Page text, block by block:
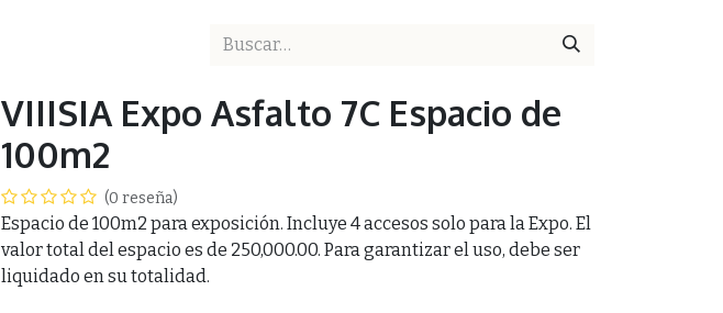
VIIISIA Expo Asfalto 7C Espacio de
100m2
(0 reseña)
Espacio de 100m2 para exposición. Incluye 4 accesos solo para la Expo. El
valor total del espacio es de 250,000.00. Para garantizar el uso, debe ser
liquidado en su totalidad.